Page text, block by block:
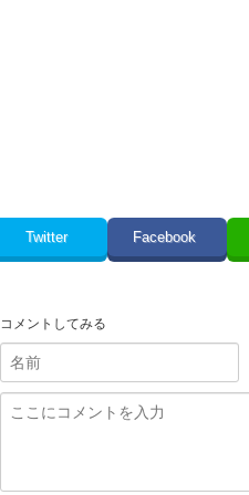
Twitter Facebook
コメントしてみる